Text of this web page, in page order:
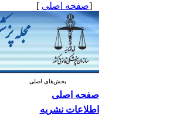
[صفحه اصلی ]
بخش‌های اصلی
صفحه اصلی
اطلاعات نشریه